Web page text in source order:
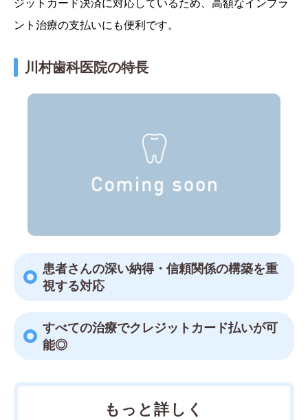
ント治療の支払いにも便利です。
川村歯科医院の特長
患者さんの深い納得・信頼関係の構築を重
視する対応
すべての治療でクレジットカード払いが可
能◎
もっと詳しく